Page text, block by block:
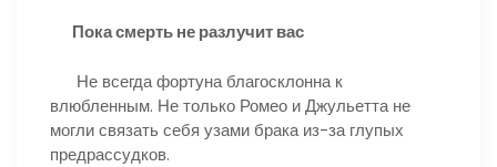
Пока смерть не разлучит вас
Не всегда фортуна благосклонна к
влюбленным. Не только Ромео и Джульетта не
могли связать себя узами брака из-за глупых
предрассудков.